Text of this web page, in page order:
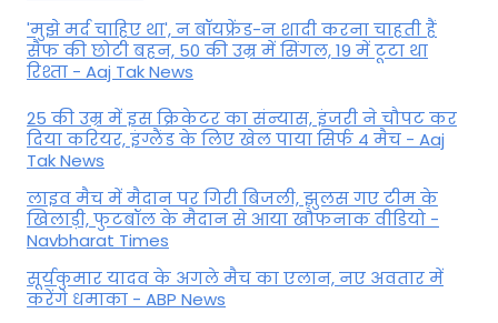
'मुझे मर्द चाहिए था', न बॉयफ्रेंड-न शादी करना चाहती हैं
सैफ की छोटी बहन, 50 की उम्र में सिंगल, 19 में टूटा था
रिश्ता - Aaj Tak News
25 की उम्र में इस क्रिकेटर का संन्यास, इंजरी ने चौपट कर
दिया करियर, इंग्लैंड के लिए खेल पाया सिर्फ 4 मैच - Aaj
Tak News
लाइव मैच में मैदान पर गिरी बिजली, झुलस गए टीम के
खिलाड़ी, फुटबॉल के मैदान से आया खौफनाक वीडियो -
Navbharat Times
सूर्यकुमार यादव के अगले मैच का एलान, नए अवतार में
करेंगे धमाका - ABP News